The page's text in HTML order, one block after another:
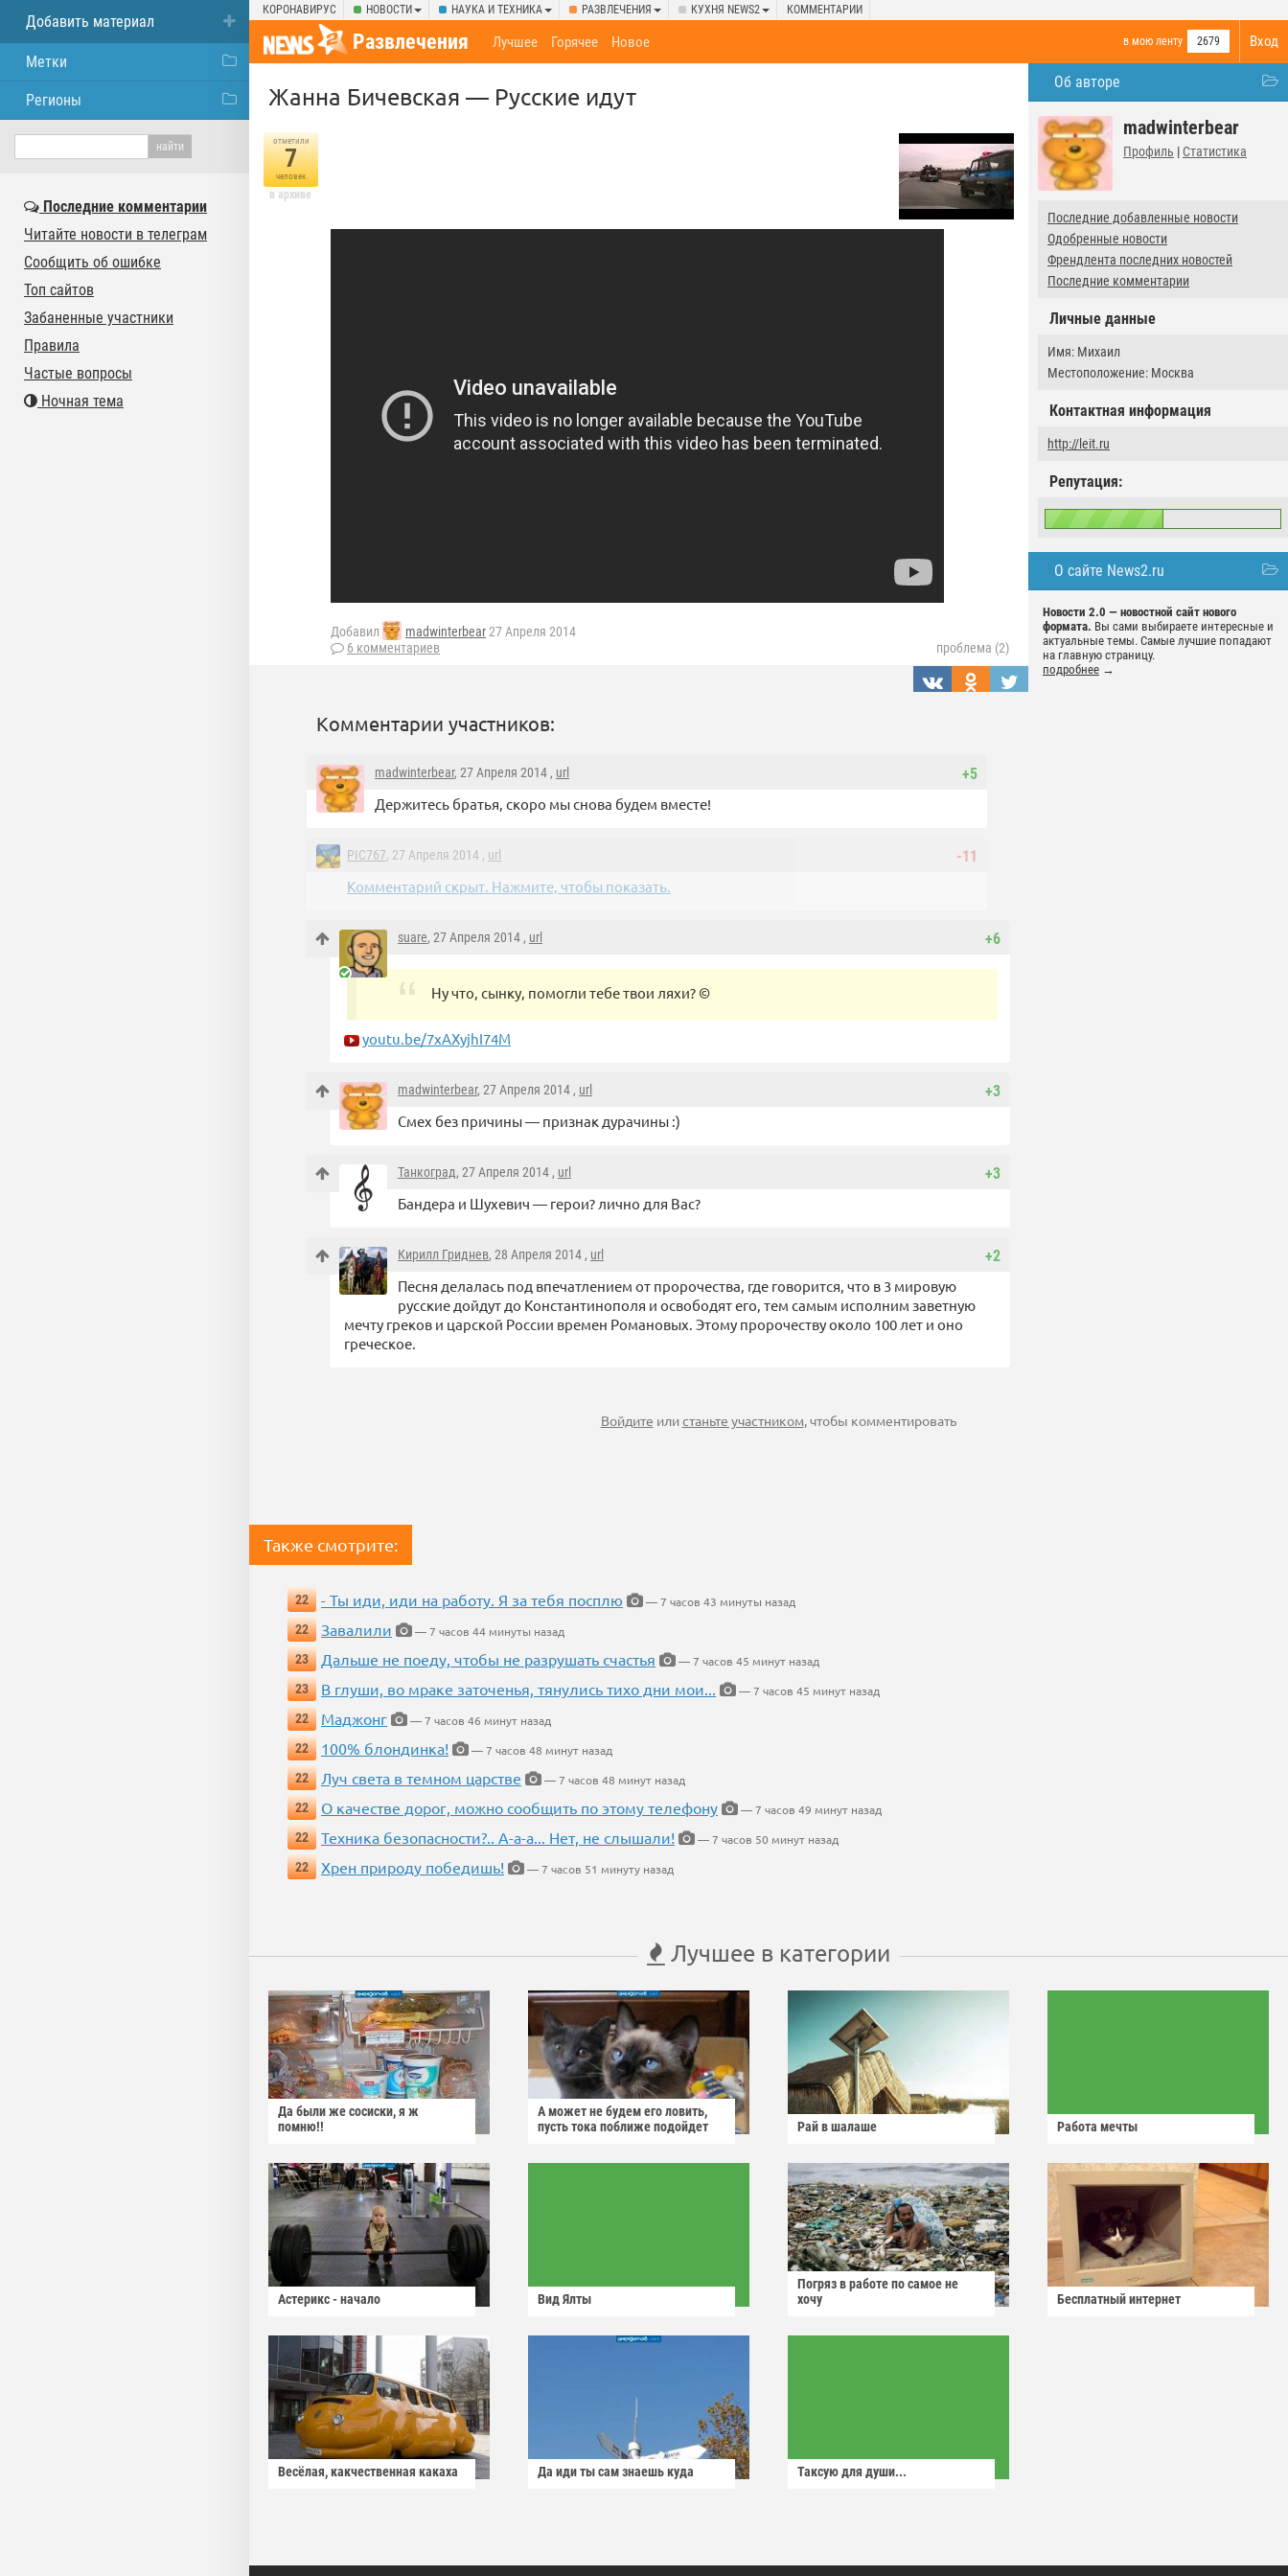
КОРОНАВИРУС НОВОСТИ НАУКА И ТЕХНИКА РАЗВЛЕЧЕНИЯ КУХНЯ NEWS2 КОММЕНТАРИИ
Вход
Развлечения в мою ленту 2679
Лучшее Горячее Новое
Об авторе
madwinterbear
Профиль | Статистика
Последние добавленные новости
Одобренные новости
Френдлента последних новостей
Последние комментарии
Личные данные
Имя: Михаил
Местоположение: Москва
Контактная информация
http://leit.ru
Репутация:
О сайте News2.ru
Новости 2.0 — новостной сайт нового
формата. Вы сами выбираете интересные и
актуальные темы. Самые лучшие попадают
на главную страницу.
подробнее →
Жанна Бичевская — Русские идут
отметили
7
человек
в архиве
Добавил madwinterbear27 Апреля 2014
6 комментариев
проблема (2)
Комментарии участников:
+5
madwinterbear, 27 Апреля 2014 , url
Держитесь братья, скоро мы снова будем вместе!
-11
PIC767, 27 Апреля 2014 , url
Комментарий скрыт. Нажмите, чтобы показать.
+6
suare, 27 Апреля 2014 , url
Ну что, сынку, помогли тебе твои ляхи? ©
youtu.be/7xAXyjhI74M
+3
madwinterbear, 27 Апреля 2014 , url
Смех без причины — признак дурачины :)
+3
Танкоград, 27 Апреля 2014 , url
Бандера и Шухевич — герои? лично для Вас?
+2
Кирилл Гриднев, 28 Апреля 2014 , url
Песня делалась под впечатлением от пророчества, где говорится, что в 3 мировую
русские дойдут до Константинополя и освободят его, тем самым исполним заветную
мечту греков и царской России времен Романовых. Этому пророчеству около 100 лет и оно
греческое.
Войдите илистаньте участником, чтобы комментировать
Также смотрите:
22 - Ты иди, иди на работу. Я за тебя посплю
— 7 часов 43 минуты назад
22
Завалили
— 7 часов 44 минуты назад
23
Дальше не поеду, чтобы не разрушать счастья
— 7 часов 45 минут назад
23
В глуши, во мраке заточенья, тянулись тихо дни мои...
— 7 часов 45 минут назад
22
Маджонг
— 7 часов 46 минут назад
22
100% блондинка!
— 7 часов 48 минут назад
22
Луч света в темном царстве
— 7 часов 48 минут назад
22
О качестве дорог, можно сообщить по этому телефону
— 7 часов 49 минут назад
22
Техника безопасности?.. А-а-а... Нет, не слышали!
— 7 часов 50 минут назад
22
Хрен природу победишь! — 7 часов 51 минуту назад
Лучшее в категории
Да были же сосиски, я ж
помню!!
А может не будем его ловить,
пусть тока поближе подойдет
Рай в шалаше Работа мечты
Астерикс - начало Вид Ялты
Погряз в работе по самое не
хочу
Бесплатный интернет
Весёлая, какчественная какаха Да иди ты сам знаешь куда Таксую для души...
Добавить материал
Метки
Регионы
Последние комментарии
Читайте новости в телеграм
Сообщить об ошибке
Топ сайтов
Забаненные участники
Правила
Частые вопросы
Ночная тема